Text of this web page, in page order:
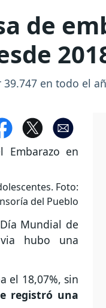
de
39.747 en todo el
Foto:
del Pueblo
Mundial de
hubo una
el 18,07%, sin
registró una